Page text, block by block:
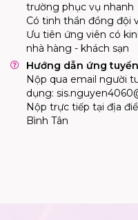
trường phục vụ nhanh
Có tinh thần đồng đội
Ưu tiên ứng viên có
nhà hàng - khách sạn
Hướng dẫn ứng tuyển
Nộp qua email người
dụng:
Nộp trực tiếp tại địa
Bình Tân